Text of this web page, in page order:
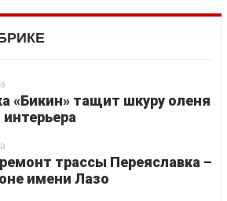
«Бикин» тащит шкуру оленя
трассы Переяславка –
имени Лазо